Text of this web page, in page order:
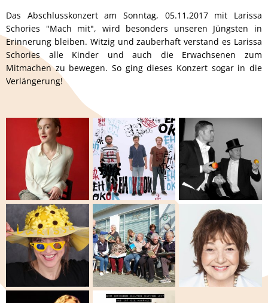
Das Abschlusskonzert am Sonntag, 05.11.2017 mit Larissa
Schories "Mach mit", wird besonders unseren Jüngsten in
Erinnerung bleiben. Witzig und zauberhaft verstand es Larissa
Schories alle Kinder und auch die Erwachsenen zum
Mitmachen zu bewegen. So ging dieses Konzert sogar in die
Verlängerung!